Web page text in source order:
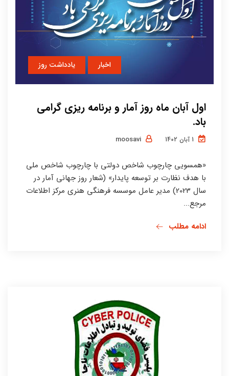
اخبار یادداشت روز
اول آبان ماه روز آمار و برنامه ریزی گرامی
باد.
«همسویی چارچوب شاخص دولتی با چارچوب شاخص ملی
با هدف نظارت بر توسعه پایدار» (شعار روز جهانی آمار در
سال 2023) مدیر عامل موسسه فرهنگی هنری مرکز اطلاعات
مرجع...
ادامه مطلب